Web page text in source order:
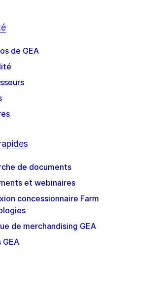
de GEA
de documents
et webinaires
concessionnaire Farm
de merchandising GEA